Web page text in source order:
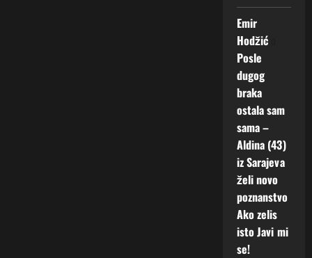
Emir
Hodžić
Posle
dugog
braka
ostala sam
sama –
Aldina (43)
iz Sarajeva
želi novo
poznanstvo
Ako zelis
isto Javi mi
se!